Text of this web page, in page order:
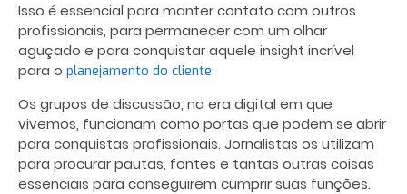
Isso é essencial para manter contato com outros
profissionais, para permanecer com um olhar
aguçado e para conquistar aquele insight incrível
para o planejamento do cliente.
Os grupos de discussão, na era digital em que
vivemos, funcionam como portas que podem se abrir
para conquistas profissionais. Jornalistas os utilizam
para procurar pautas, fontes e tantas outras coisas
essenciais para conseguirem cumprir suas funções.